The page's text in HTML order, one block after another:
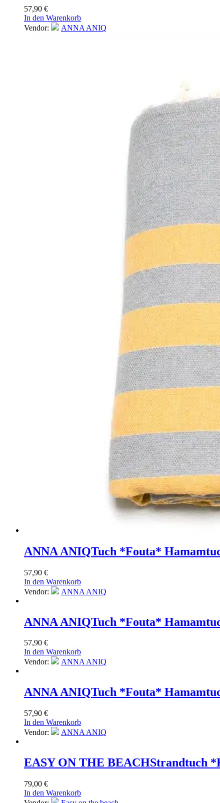
57,90 €
In den Warenkorb
Vendor:
ANNA ANIQ
ANNA ANIQTuch *Fouta*
57,90 €
In den Warenkorb
Vendor:
ANNA ANIQ
ANNA ANIQTuch *Fouta*
57,90 €
In den Warenkorb
Vendor:
ANNA ANIQ
ANNA ANIQTuch *Fouta*
57,90 €
In den Warenkorb
Vendor:
ANNA ANIQ
EASY ON THE BEACHStrandtuch
79,00 €
In den Warenkorb